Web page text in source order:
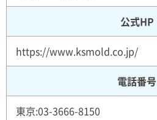
公式HP
https://www.ksmold.co.jp/
電話番号
東京:03-3666-8150